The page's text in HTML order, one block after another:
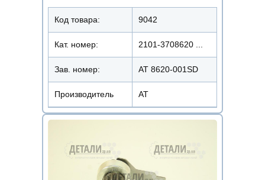
Код товара: 9042
Кат. номер: 2101-3708620 ...
Зав. номер: AT 8620-001SD
Производитель АТ